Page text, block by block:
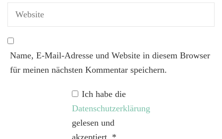
Name, E-Mail-Adresse und Website in diesem Browser
für meinen nächsten Kommentar speichern.
Ich habe die
Datenschutzerklärung
gelesen und